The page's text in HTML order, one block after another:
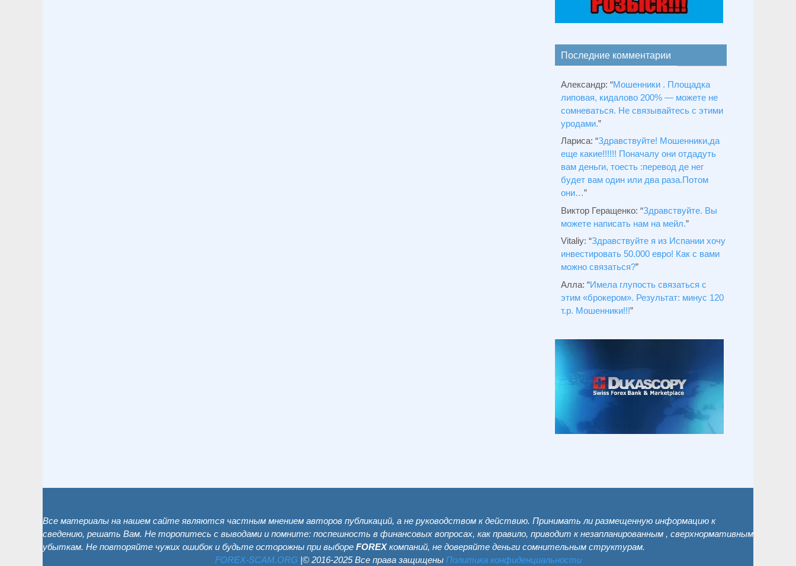
Последние комментарии
Александр: “Мошенники . Площадка
липовая, кидалово 200% — можете не
сомневаться. Не связывайтесь с этими
уродами.”
Лариса: “Здравствуйтe! Мошенники,да
еще какие!!!!!! Поначалу они отдадуть
вам деньги, тоесть :перевод де нег
будет вам один или два раза.Потом
они…”
Виктор Геращенко: “Здравствуйте. Вы
можете написать нам на мейл.”
Vitaliy: “Здравствуйте я из Испании хочу
инвестировать 50.000 евро! Как с вами
можно связаться?”
Алла: “Имела глупость связаться с
этим «брокером». Результат: минус 120
т.р. Мошенники!!!”
Все материалы на нашем сайте являются частным мнением авторов публикаций, а не руководством к действию. Принимать ли размещенную информацию к
сведению, решать Вам. Не торопитесь с выводами и помните: поспешность в финансовых вопросах, как правило, приводит к незапланированным , сверхнормативным
убыткам. Не повторяйте чужих ошибок и будьте осторожны при выборе FOREXкомпаний, не доверяйте деньги сомнительным структурам.
FOREX-SCAM.ОRG |© 2016-2025 Все права защищены Политика конфиденциальности